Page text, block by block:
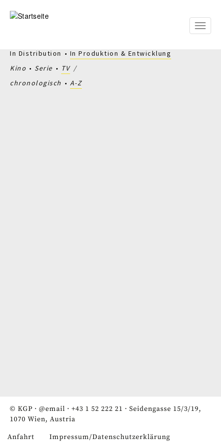
zum
Toggle
In Distribution
In Produktion & Entwicklung
Kino
Serie
TV
chronologisch
A-Z
© KGP · @email · +43 1 52 222 21 · Seidengasse 15/3/19,
1070 Wien, Austria
Anfahrt Impressum/Datenschutzerklärung